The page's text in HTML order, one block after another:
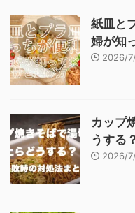
紙皿と
婦が知
2026/
カップ
うする
2026/